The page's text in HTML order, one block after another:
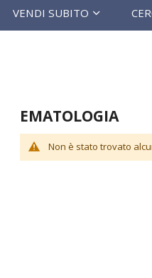
VENDI SUBITO
EMATOLOGIA
Non è stato trovato